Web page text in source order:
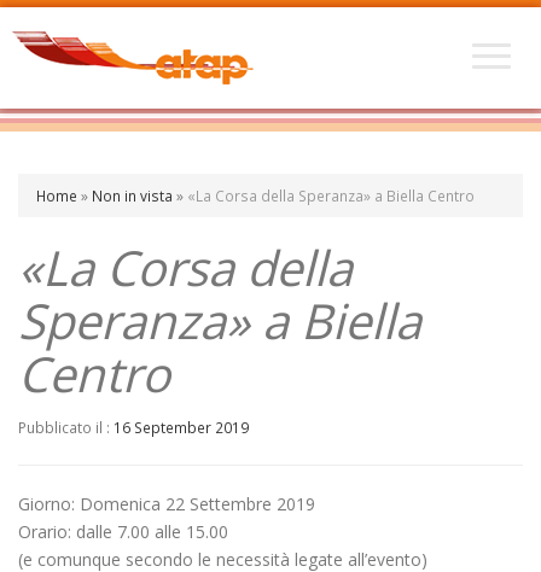
Home » Non in vista » «La Corsa della Speranza» a Biella Centro
«La Corsa della
Speranza» a Biella
Centro
Pubblicato il : 16 September 2019
Giorno: Domenica 22 Settembre 2019
Orario: dalle 7.00 alle 15.00
(e comunque secondo le necessità legate all’evento)